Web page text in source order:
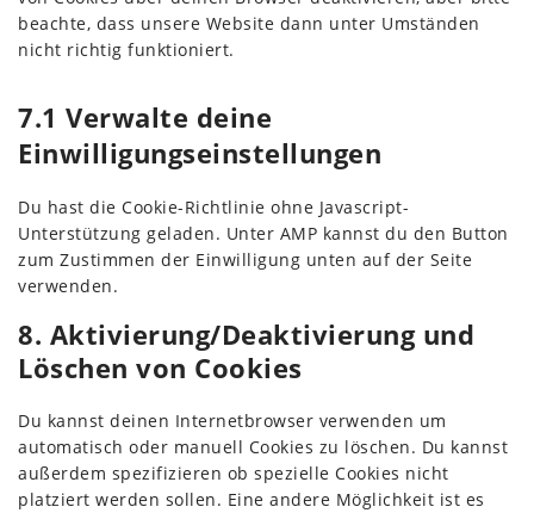
beachte, dass unsere Website dann unter Umständen
nicht richtig funktioniert.
7.1 Verwalte deine
Einwilligungseinstellungen
Du hast die Cookie-Richtlinie ohne Javascript-
Unterstützung geladen. Unter AMP kannst du den Button
zum Zustimmen der Einwilligung unten auf der Seite
verwenden.
8. Aktivierung/Deaktivierung und
Löschen von Cookies
Du kannst deinen Internetbrowser verwenden um
automatisch oder manuell Cookies zu löschen. Du kannst
außerdem spezifizieren ob spezielle Cookies nicht
platziert werden sollen. Eine andere Möglichkeit ist es